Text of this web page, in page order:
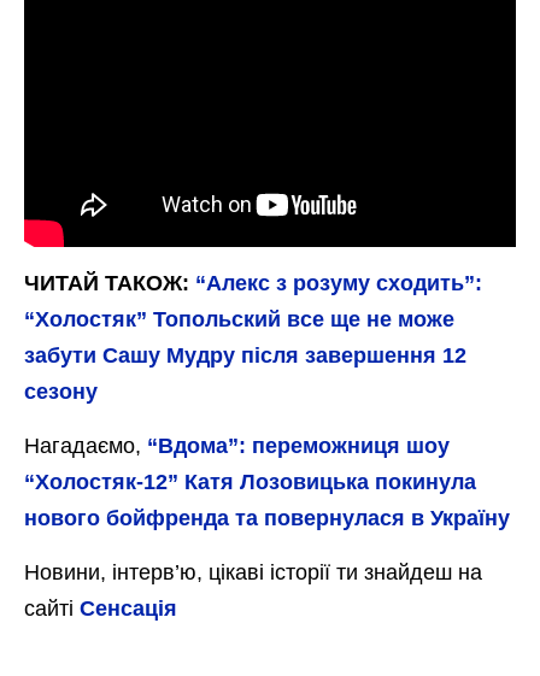
ЧИТАЙ ТАКОЖ: “Алекс з розуму сходить”:
“Холостяк” Топольский все ще не може
забути Сашу Мудру після завершення 12
сезону
Нагадаємо, “Вдома”: переможниця шоу
“Холостяк-12” Катя Лозовицька покинула
нового бойфренда та повернулася в Україну
Новини, інтерв’ю, цікаві історії ти знайдеш на
сайті Сенсація